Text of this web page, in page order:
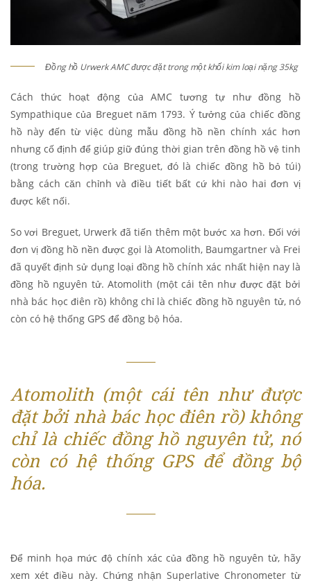
Đồng hồ Urwerk AMC được đặt trong một khối kim loại nặng 35kg
Cách thức hoạt động của AMC tương tự như đồng hồ
Sympathique của Breguet năm 1793. Ý tưởng của chiếc đồng
hồ này đến từ việc dùng mẫu đồng hồ nền chính xác hơn
nhưng cố định để giúp giữ đúng thời gian trên đồng hồ vệ tinh
(trong trường hợp của Breguet, đó là chiếc đồng hồ bỏ túi)
bằng cách căn chỉnh và điều tiết bất cứ khi nào hai đơn vị
được kết nối.
So vơi Breguet, Urwerk đã tiến thêm một bước xa hơn. Đối với
đơn vị đồng hồ nền được gọi là Atomolith, Baumgartner và Frei
đã quyết định sử dụng loại đồng hồ chính xác nhất hiện nay là
đồng hồ nguyên tử. Atomolith (một cái tên như được đặt bởi
nhà bác học điên rồ) không chỉ là chiếc đồng hồ nguyên tử, nó
còn có hệ thống GPS để đồng bộ hóa.
Atomolith (một cái tên như được
đặt bởi nhà bác học điên rồ) không
chỉ là chiếc đồng hồ nguyên tử, nó
còn có hệ thống GPS để đồng bộ
hóa.
Để minh họa mức độ chính xác của đồng hồ nguyên tử, hãy
xem xét điều này. Chứng nhận Superlative Chronometer từ